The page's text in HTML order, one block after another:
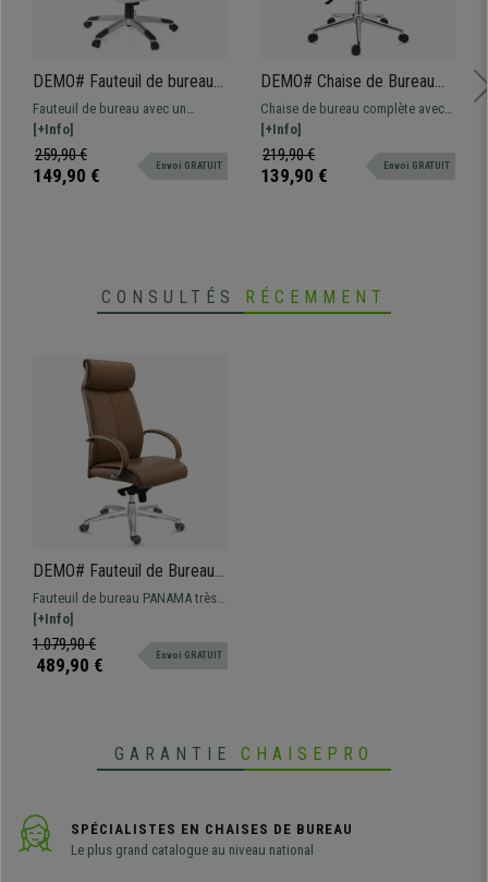
DEMO# Fauteuil de bureau
NAILA, Dossier haut, Grand
rembourrage, Revêtement
en Cuir, Blanc
Fauteuil de bureau avec un
dossier haut et un grand
rembourrage spécialement
commode et avec un revêtement
[+Info]
259,90 €
149,90 € Envoi GRATUIT
DEMO# Chaise de Bureau
ERGOCITY, Appui-Tête,
Support Lombaire, Dossier
Basculant, Noir
Chaise de bureau complète avec
support lombaire, très
confortable. Robuste et
résistante, avec une base en
[+Info]
219,90 €
139,90 € Envoi GRATUIT
CONSULTÉS RÉCEMMENT
DEMO# Fauteuil de Bureau
PANAMA, Confortable et
Élégant, Grande Qualité, Cuir
Authentique Marron
Fauteuil de bureau PANAMA très
confortable et qualité maximale,
en cuir authentique 100% et
piétement en acier pour plus de
[+Info]
1.079,90 €
489,90 € Envoi GRATUIT
GARANTIE CHAISEPRO
SPÉCIALISTES EN CHAISES DE BUREAU
Le plus grand catalogue au niveau national